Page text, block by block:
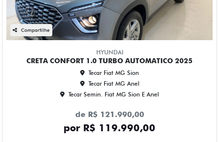
Compartilhe
HYUNDAI
CRETA CONFORT 1.0 TURBO AUTOMATICO 2025
Tecar Fiat MG Sion
Tecar Fiat MG Anel
Tecar Semin. Fiat MG Sion E Anel
de R$ 121.990,00
por R$ 119.990,00